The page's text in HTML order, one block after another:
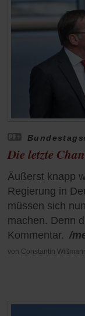
Die letzte
Äußerst knapp
Regierung in
müssen sich
machen. Denn
Kommentar. /
von Constantin